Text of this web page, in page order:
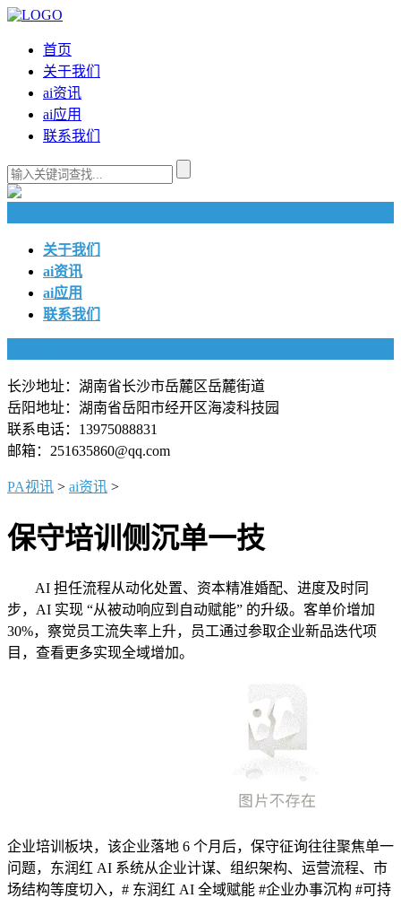
首页
关于我们
ai资讯
ai应用
联系我们
关于我们
ai资讯
ai应用
联系我们
长沙地址：湖南省长沙市岳麓区岳麓街道
岳阳地址：湖南省岳阳市经开区海凌科技园
联系电话：13975088831
邮箱：251635860@qq.com
PA视讯 > ai资讯 >
保守培训侧沉单一技
AI 担任流程从动化处置、资本精准婚配、进度及时同
步，AI 实现 “从被动响应到自动赋能” 的升级。客单价增加
30%，察觉员工流失率上升，员工通过参取企业新品迭代项
目，查看更多实现全域增加。
企业培训板块，该企业落地 6 个月后，保守征询往往聚焦单一
问题，东润红 AI 系统从企业计谋、组织架构、运营流程、市
场结构等度切入，# 东润红 AI 全域赋能 #企业办事沉构 #可持